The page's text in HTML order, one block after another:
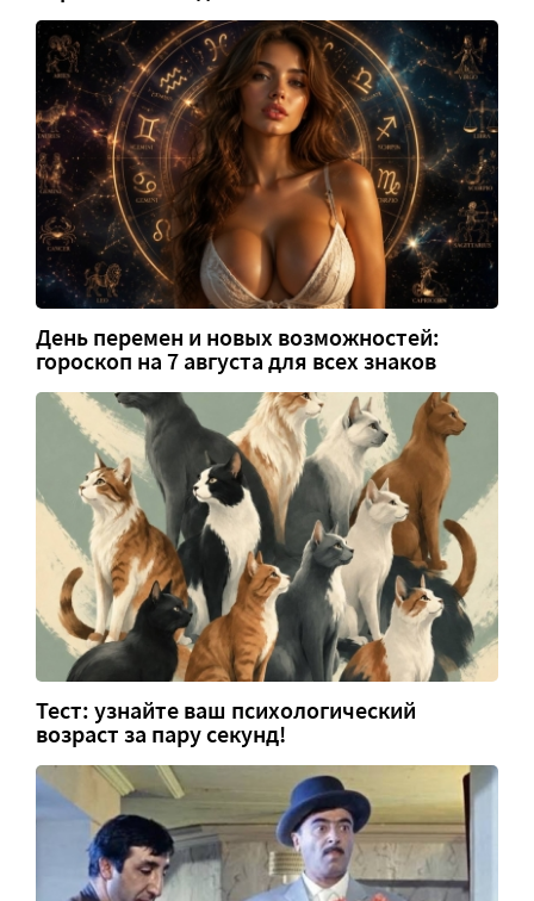
День перемен и новых возможностей:
гороскоп на 7 августа для всех знаков
Тест: узнайте ваш психологический
возраст за пару секунд!